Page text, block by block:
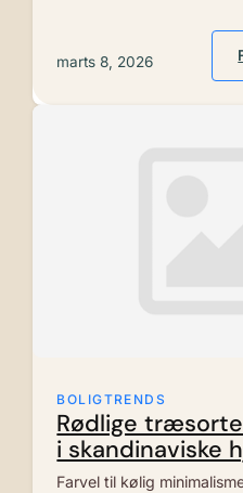
marts 8, 2026
BOLIGTRENDS
Rødlige
i skandinaviske
Farvel til kølig